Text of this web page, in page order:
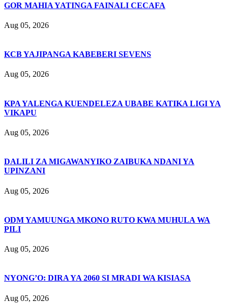
GOR MAHIA YATINGA FAINALI CECAFA
Aug 05, 2026
KCB YAJIPANGA KABEBERI SEVENS
Aug 05, 2026
KPA YALENGA KUENDELEZA UBABE KATIKA LIGI YA
VIKAPU
Aug 05, 2026
DALILI ZA MIGAWANYIKO ZAIBUKA NDANI YA
UPINZANI
Aug 05, 2026
ODM YAMUUNGA MKONO RUTO KWA MUHULA WA
PILI
Aug 05, 2026
NYONG’O: DIRA YA 2060 SI MRADI WA KISIASA
Aug 05, 2026